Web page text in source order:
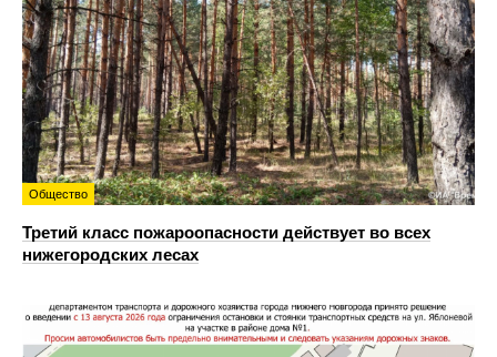
Общество
Третий класс пожароопасности действует во всех
нижегородских лесах